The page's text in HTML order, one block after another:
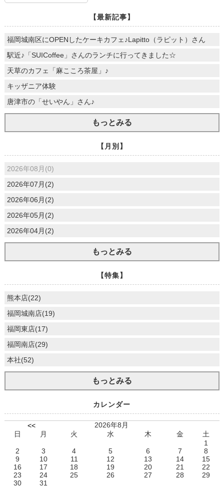
【最新記事】
福岡城南区にOPENしたケーキカフェ♪Lapitto（ラピット）さん
駅近♪「SUICoffee」さんのランチに行ってきました☆
天草のカフェ「麻こころ茶屋」♪
キッザニア体験
唐津市の「せいやん」さん♪
もっとみる
【月別】
2026年08月(0)
2026年07月(2)
2026年06月(2)
2026年05月(2)
2026年04月(2)
もっとみる
【特集】
熊本店(22)
福岡城南店(19)
福岡東店(17)
福岡南店(29)
本社(52)
もっとみる
カレンダー
<<
2026年8月
日
月 火 水 木 金
土
1
2
3 4 5 6 7
8
9
10 11 12 13 14
15
16
17 18 19 20 21
22
23
24 25 26 27 28
29
30
31